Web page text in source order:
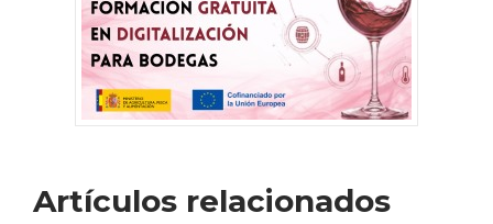
Artículos relacionados